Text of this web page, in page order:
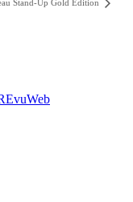
Stand-Up Gold Edition